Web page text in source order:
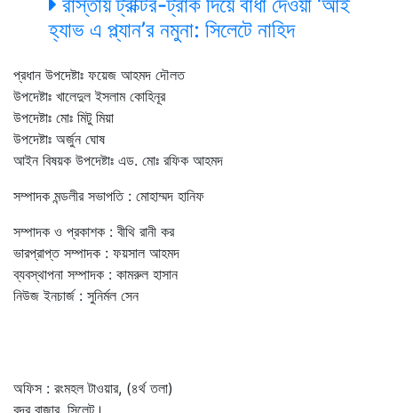
হ্যাভ এ প্ল্যান’র নমুনা: সিলেটে নাহিদ
প্রধান উপদেষ্টাঃ ফয়েজ আহমদ দৌলত
উপদেষ্টাঃ খালেদুল ইসলাম কোহিনূর
উপদেষ্টাঃ মোঃ মিটু মিয়া
উপদেষ্টাঃ অর্জুন ঘোষ
আইন বিষয়ক উপদেষ্টাঃ এড. মোঃ রফিক আহমদ
সম্পাদক মন্ডলীর সভাপতি : মোহাম্মদ হানিফ
সম্পাদক ও প্রকাশক : বীথি রানী কর
ভারপ্রাপ্ত সম্পাদক : ফয়সাল আহমদ
ব্যবস্থাপনা সম্পাদক : কামরুল হাসান
নিউজ ইনচার্জ : সুনির্মল সেন
অফিস : রংমহল টাওয়ার, (৪র্থ তলা)